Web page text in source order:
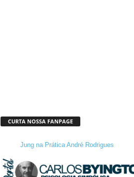
CURTA NOSSA FANPAGE
Jung na Prática André Rodrigues